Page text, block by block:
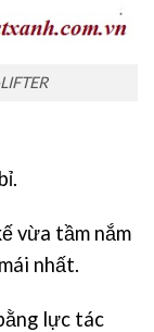
vừa tầm nắm
nhất.
lực tác